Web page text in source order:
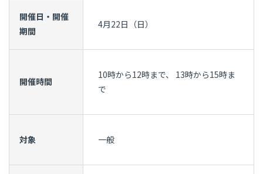
開催日・開催
期間
4月22日（日）
開催時間
10時から12時まで、 13時から15時ま
で
対象 一般